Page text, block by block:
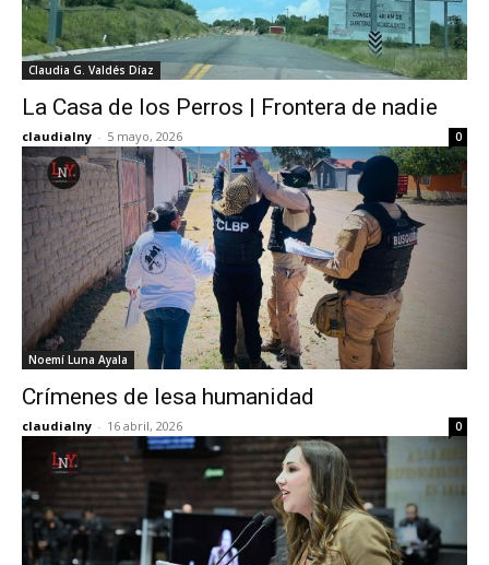
Claudia G. Valdés Díaz
La Casa de los Perros | Frontera de nadie
claudialny - 5 mayo, 2026 0
Noemí Luna Ayala
Crímenes de lesa humanidad
claudialny - 16 abril, 2026 0